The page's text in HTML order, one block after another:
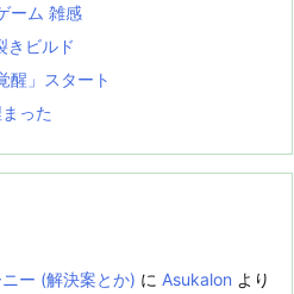
ーム 雑感
きビルド
醒」スタート
った
ー (解決案とか) に Asukalon より